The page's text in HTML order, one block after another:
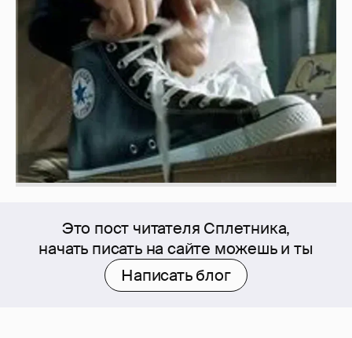
Это пост читателя Сплетника,
начать писать на сайте можешь и ты
Написать блог